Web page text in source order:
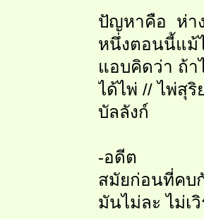
ปัญหาคือ ห่า
หนึ่งตอนนี้แม้
แอบคิดว่า ถ้
ได้ไพ่ // ไพ่สุ
บัลลังก์
-อดีต
สมัยก่อนที่คบ
มันไม่ละ ไม่เ